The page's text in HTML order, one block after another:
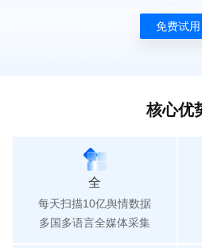
免费试用
核心优
全
每天扫描10亿舆情数据
多国多语言全媒体采集